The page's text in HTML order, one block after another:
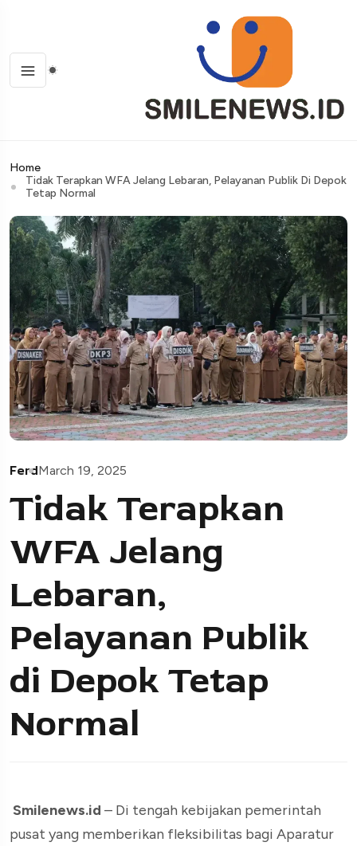
Home
Tidak Terapkan WFA Jelang Lebaran, Pelayanan Publik Di Depok
Tetap Normal
FerdMarch 19, 2025
Tidak Terapkan
WFA Jelang
Lebaran,
Pelayanan Publik
di Depok Tetap
Normal
Smilenews.id – Di tengah kebijakan pemerintah
pusat yang memberikan fleksibilitas bagi Aparatur